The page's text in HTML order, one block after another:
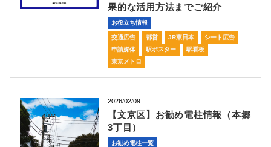
果的な活用方法までご紹介
お役立ち情報
交通広告 都営 JR東日本
シート広告
申請媒体
駅ポスター
駅看板
東京メトロ
2026/02/09
【文京区】お勧め電柱情報（本郷
3丁目）
お勧め電柱一覧